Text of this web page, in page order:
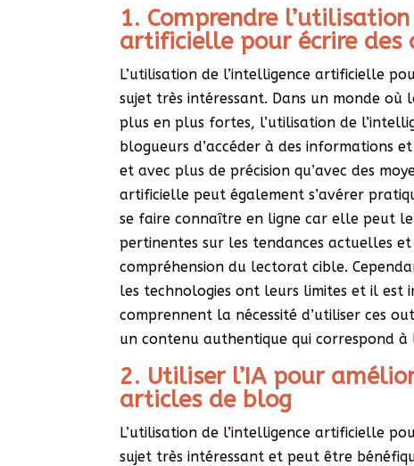
1. Comprendre
artificielle pour écrire des
L’utilisation de l’intelligence artificielle
sujet très intéressant. Dans un monde
plus en plus fortes, l’utilisation de
blogueurs d’accéder à des informations
et avec plus de précision qu’avec des
artificielle peut également s’avérer
se faire connaître en ligne car elle peut
pertinentes sur les tendances actuelles
compréhension du lectorat cible.
les technologies ont leurs limites et il est
comprennent la nécessité d’utiliser ces
un contenu authentique qui correspond
2. Utiliser l’IA pour
articles de blog
L’utilisation de l’intelligence artificielle
sujet très intéressant et peut être